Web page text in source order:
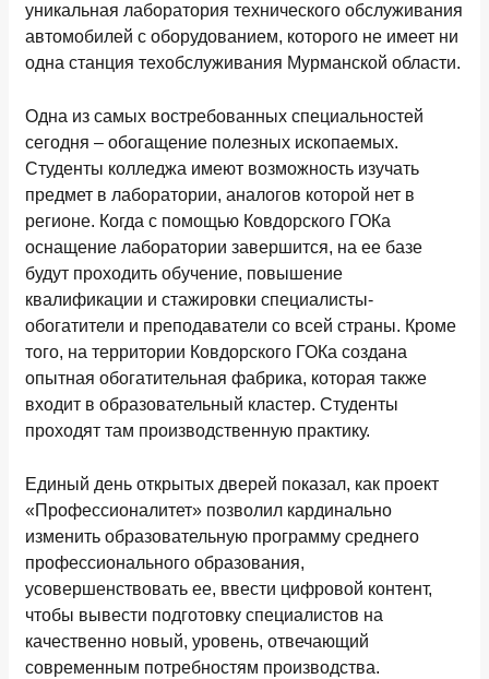
уникальная лаборатория технического обслуживания
автомобилей с оборудованием, которого не имеет ни
одна станция техобслуживания Мурманской области.
Одна из самых востребованных специальностей
сегодня – обогащение полезных ископаемых.
Студенты колледжа имеют возможность изучать
предмет в лаборатории, аналогов которой нет в
регионе. Когда с помощью Ковдорского ГОКа
оснащение лаборатории завершится, на ее базе
будут проходить обучение, повышение
квалификации и стажировки специалисты-
обогатители и преподаватели со всей страны. Кроме
того, на территории Ковдорского ГОКа создана
опытная обогатительная фабрика, которая также
входит в образовательный кластер. Студенты
проходят там производственную практику.
Единый день открытых дверей показал, как проект
«Профессионалитет» позволил кардинально
изменить образовательную программу среднего
профессионального образования,
усовершенствовать ее, ввести цифровой контент,
чтобы вывести подготовку специалистов на
качественно новый, уровень, отвечающий
современным потребностям производства.